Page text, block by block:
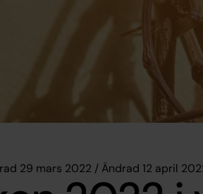
29 mars 2022 / Ändrad 12 april